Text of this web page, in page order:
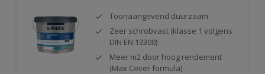
Toonaangevend duurzaam
Zeer schrobvast (klasse 1 volgens
DIN EN 13300)
Meer m2 door hoog rendement
(Max Cover formula)